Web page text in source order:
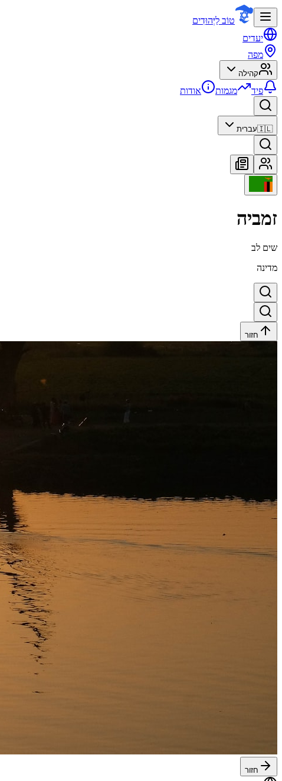
טוֹב לַיְּהוּדִים
יעדים
מפה
קהילה
פיד מגמות אודות
🇮🇱עברית
זמביה
שים לב
מדינה
חזור
חזור